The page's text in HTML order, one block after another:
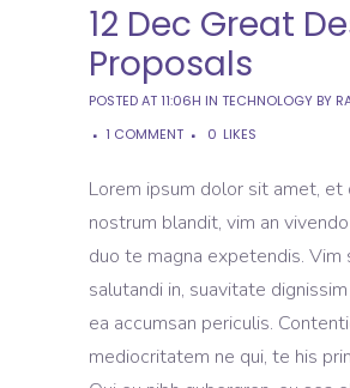
12 Dec Great
Proposals
POSTED AT 11:06H IN TECHNOLOGY BY
1 COMMENT
0 LIKES
Lorem ipsum dolor sit amet, et
nostrum blandit, vim an
duo te magna expetendis. Vim
salutandi in, suavitate
ea accumsan periculis.
mediocritatem ne qui, te his